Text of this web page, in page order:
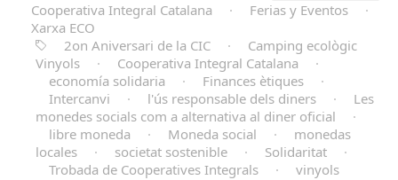
Cooperativa Integral Catalana
· Ferias y Eventos
·
Xarxa ECO
2on Aniversari de la CIC
·
Camping ecològic
Vinyols
· Cooperativa Integral Catalana
·
economía solidaria
· Finances ètiques
·
Intercanvi
· l'ús responsable dels diners ·
Les
monedes socials com a alternativa al diner oficial
·
libre moneda
· Moneda social ·
monedas
locales
· societat sostenible · Solidaritat
·
Trobada de Cooperatives Integrals
· vinyols